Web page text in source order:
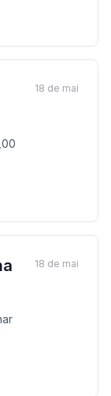
18 de mai
18 de mai